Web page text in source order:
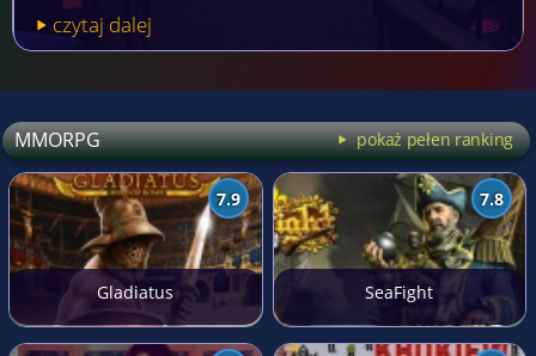
czytaj dalej
MMORPG pokaż pełen ranking
7.9
Gladiatus
7.8
SeaFight